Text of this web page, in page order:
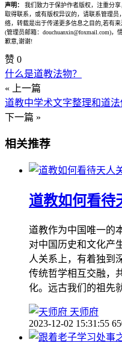
声明：
我们致力于保护作者版权，注重分
取得联系，或有版权异议的，请联系管理
络，转载是出于传递更多信息之目的,若有
(管理员邮箱：douchuanxin@foxmail.com)
歉意,谢谢!
赞 0
什么是道教法物？
« 上一篇
道教中学术文字整理和道
下一篇 »
相关推荐
道教如何看待
道教作为中国唯一的
对中国历史和文化产
人关系上，有着独到
传统哲学相互交融，
化。远古我们的祖先
天师府
2023-12-02 15:31:55